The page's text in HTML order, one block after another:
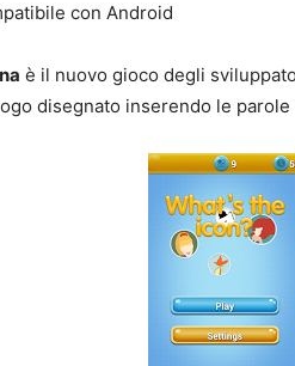
con Android
è il nuovo gioco degli
disegnato inserendo le